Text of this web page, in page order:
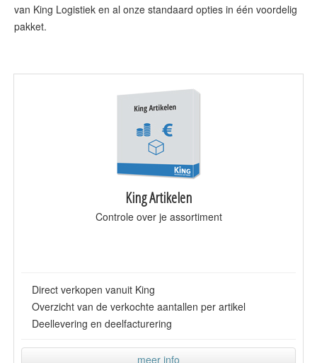
van King Logistiek en al onze standaard opties in één voordelig
pakket.
King Artikelen
Controle over je assortiment
Direct verkopen vanuit King
Overzicht van de verkochte aantallen per artikel
Deellevering en deelfacturering
meer info